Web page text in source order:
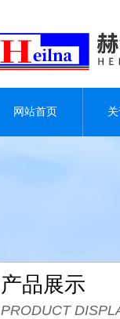
网站首页
产品展示
PRODUCT